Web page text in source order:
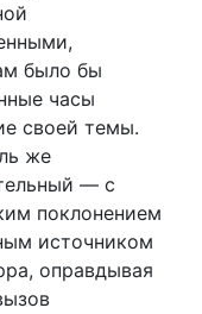
было бы
часы
своей темы.
же
— с
поклонением
источником
оправдывая